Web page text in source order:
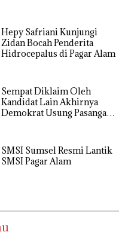
Hepy Safriani Kunjungi
Zidan Bocah Penderita
Hidrocepalus di Pagar Alam
Sempat Diklaim Oleh
Kandidat Lain Akhirnya
Demokrat Usung Pasangan
SMSI Sumsel Resmi Lantik
SMSI Pagar Alam